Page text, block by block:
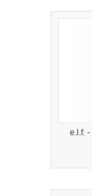
e.l.f.